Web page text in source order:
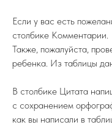
Если у вас есть
столбике Комментарии.
Также, пожалуйста,
ребенка. Из таблицы
В столбике Цитата
с сохранением
как вы написали в